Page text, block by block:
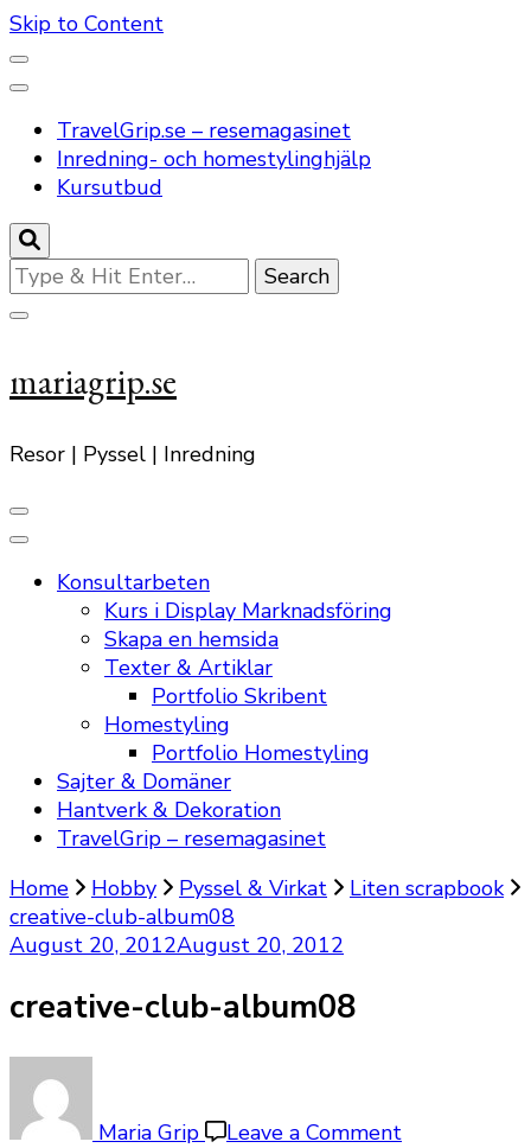
Skip to Content
TravelGrip.se – resemagasinet
Inredning- och homestylinghjälp
Kursutbud
Looking
for
Something?
mariagrip.se
Resor | Pyssel | Inredning
Konsultarbeten
Kurs i Display Marknadsföring
Skapa en hemsida
Texter & Artiklar
Portfolio Skribent
Homestyling
Portfolio Homestyling
Sajter & Domäner
Hantverk & Dekoration
TravelGrip – resemagasinet
Home
Hobby Pyssel & Virkat
Liten scrapbook
creative-club-album08
August 20, 2012August 20, 2012
creative-club-album08
Maria Grip Leave a Comment